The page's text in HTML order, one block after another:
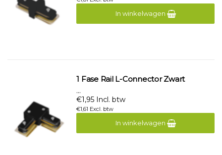
In winkelwagen
1 Fase Rail L-Connector Zwart
...
€1,95 Incl. btw
€1,61 Excl. btw
In winkelwagen